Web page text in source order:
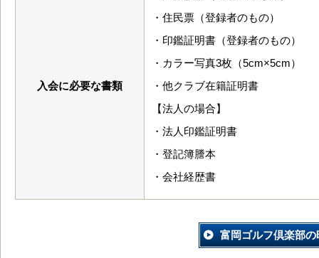
入会に必要な書類
・住民票（登録者のもの）
・印鑑証明書（登録者のもの）
・カラー写真3枚（5cm×5cm）
・他クラブ在籍証明書
【法人の場合】
・法人印鑑証明書
・登記簿謄本
・会社経歴書
富岡ゴルフ倶楽部の